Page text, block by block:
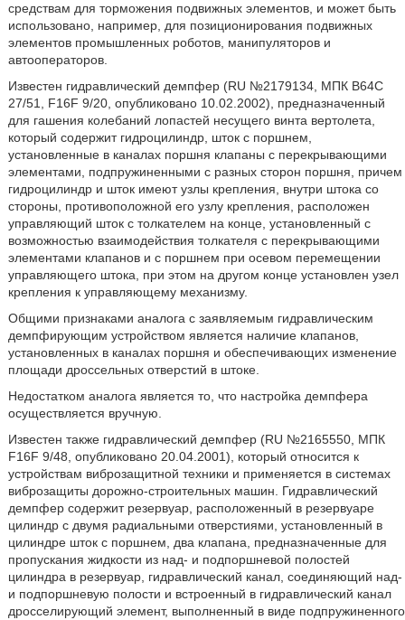
средствам для торможения подвижных элементов, и может быть
использовано, например, для позиционирования подвижных
элементов промышленных роботов, манипуляторов и
автооператоров.
Известен гидравлический демпфер (RU №2179134, МПК В64С
27/51, F16F 9/20, опубликовано 10.02.2002), предназначенный
для гашения колебаний лопастей несущего винта вертолета,
который содержит гидроцилиндр, шток с поршнем,
установленные в каналах поршня клапаны с перекрывающими
элементами, подпружиненными с разных сторон поршня, причем
гидроцилиндр и шток имеют узлы крепления, внутри штока со
стороны, противоположной его узлу крепления, расположен
управляющий шток с толкателем на конце, установленный с
возможностью взаимодействия толкателя с перекрывающими
элементами клапанов и с поршнем при осевом перемещении
управляющего штока, при этом на другом конце установлен узел
крепления к управляющему механизму.
Общими признаками аналога с заявляемым гидравлическим
демпфирующим устройством является наличие клапанов,
установленных в каналах поршня и обеспечивающих изменение
площади дроссельных отверстий в штоке.
Недостатком аналога является то, что настройка демпфера
осуществляется вручную.
Известен также гидравлический демпфер (RU №2165550, МПК
F16F 9/48, опубликовано 20.04.2001), который относится к
устройствам виброзащитной техники и применяется в системах
виброзащиты дорожно-строительных машин. Гидравлический
демпфер содержит резервуар, расположенный в резервуаре
цилиндр с двумя радиальными отверстиями, установленный в
цилиндре шток с поршнем, два клапана, предназначенные для
пропускания жидкости из над- и подпоршневой полостей
цилиндра в резервуар, гидравлический канал, соединяющий над-
и подпоршневую полости и встроенный в гидравлический канал
дросселирующий элемент, выполненный в виде подпружиненного